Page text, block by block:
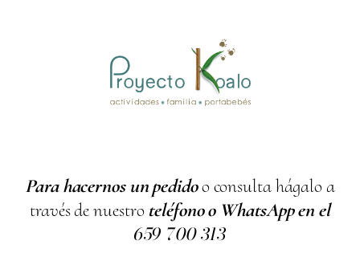
Para hacernos un pedidoo consulta hágalo a
través de nuestro teléfono o WhatsApp en el
659 700313